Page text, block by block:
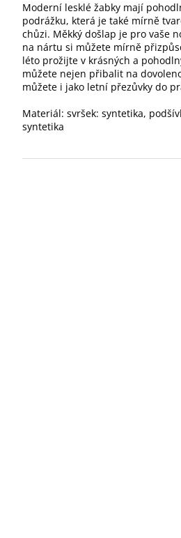
Moderní lesklé žabky mají
podrážku, která je také mírně
chůzi. Měkký došlap je pro vaše
na nártu si můžete mírně
léto prožijte v krásných a
můžete nejen přibalit na
můžete i jako letní přezůvky do
Materiál: svršek: syntetika,
syntetika